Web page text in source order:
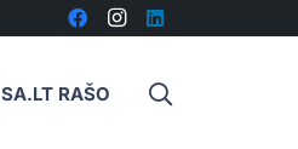
SA.LT RAŠO